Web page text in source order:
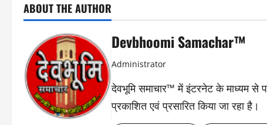
ABOUT THE AUTHOR
Devbhoomi Samachar™
Administrator
देवभूमि समाचार™ में इंटरनेट के माध्यम
प्रकाशित एवं प्रसारित किया जा रहा है।